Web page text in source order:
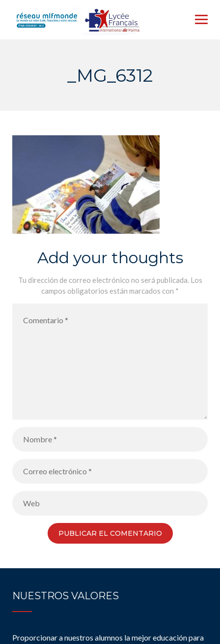
content
_MG_6312
Add your thoughts
Tu dirección de correo electrónico no será publicada. Los
campos obligatorios están marcados con *
NUESTROS VALORES
Proporcionar a nuestros alumnos la mejor educación para